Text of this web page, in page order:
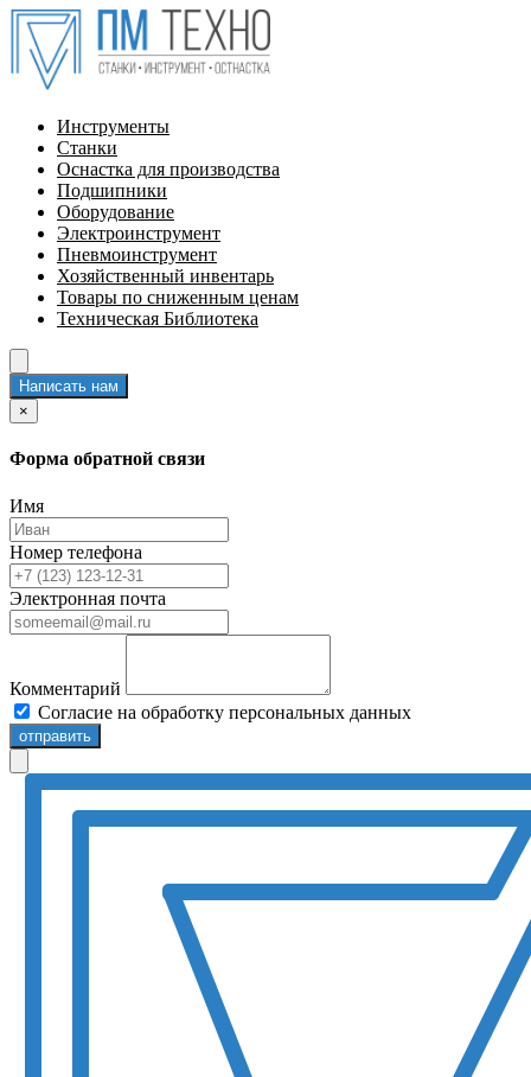
Инструменты
Станки
Оснастка для производства
Подшипники
Оборудование
Электроинструмент
Пневмоинструмент
Хозяйственный инвентарь
Товары по сниженным ценам
Техническая Библиотека
Написать нам
×
Форма обратной связи
Имя
Номер телефона
Электронная почта
Комментарий
Согласие на обработку персональных данных
отправить